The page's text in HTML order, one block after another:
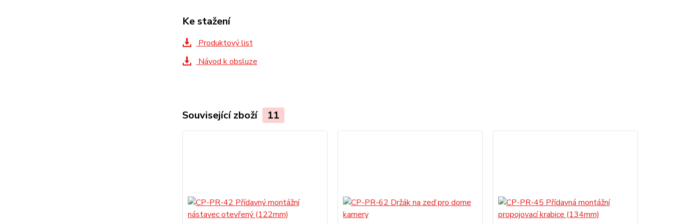
Ke stažení
Produktový list
Návod k obsluze
Související zboží 11